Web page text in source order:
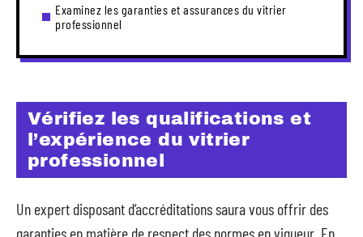
Examinez les garanties et assurances du vitrier
professionnel
Vérifiez les qualifications et
l’expérience du vitrier
professionnel
Un expert disposant d’accréditations saura vous offrir des
garanties en matière de respect des normes en vigueur. En